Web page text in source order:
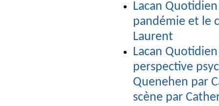
Lacan
pandémie et le
Laurent
Lacan
perspective
Quenehen par
scène par